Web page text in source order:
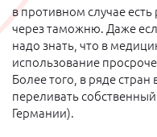
в противном случае есть
через таможню. Даже
надо знать, что в
использование
Более того, в ряде
переливать
Германии).